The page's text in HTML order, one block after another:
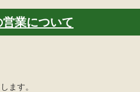
業について
ます。